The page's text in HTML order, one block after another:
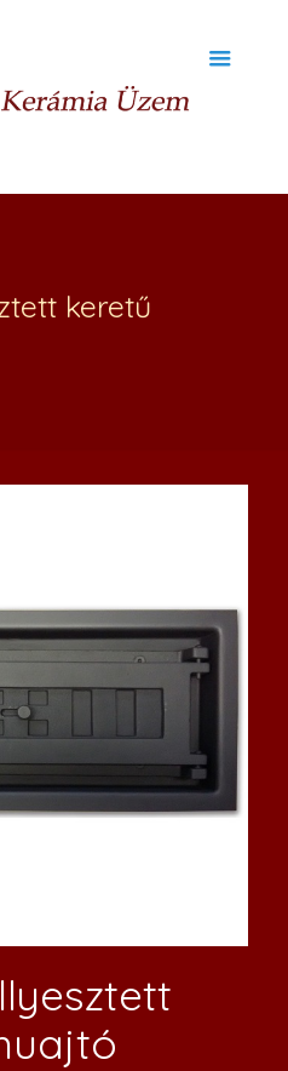
keretű